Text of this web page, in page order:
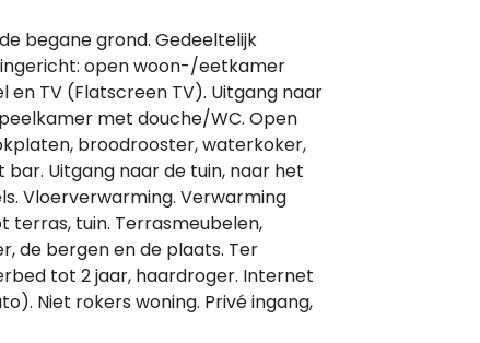
begane grond. Gedeeltelijk
open woon-/eetkamer
TV (Flatscreen TV). Uitgang naar
met douche/WC. Open
broodrooster, waterkoker,
Uitgang naar de tuin, naar het
Vloerverwarming. Verwarming
terras, tuin. Terrasmeubelen,
de bergen en de plaats. Ter
tot 2 jaar, haardroger. Internet
Niet rokers woning. Privé ingang,